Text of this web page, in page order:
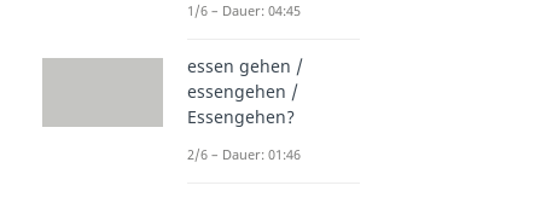
1/6 – Dauer: 04:45
essen gehen /
essengehen /
Essengehen?
2/6 – Dauer: 01:46